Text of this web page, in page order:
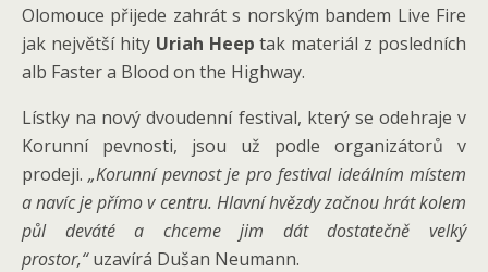
Olomouce přijede zahrát s norským bandem Live Fire
jak největší hity Uriah Heep tak materiál z posledních
alb Faster a Blood on the Highway.
Lístky na nový dvoudenní festival, který se odehraje v
Korunní pevnosti, jsou už podle organizátorů v
prodeji.„Korunní pevnost je pro festival ideálním místem
a navíc je přímo v centru. Hlavní hvězdy začnou hrát kolem
půl deváté a chceme jim dát dostatečně velký
prostor,“uzavírá Dušan Neumann.